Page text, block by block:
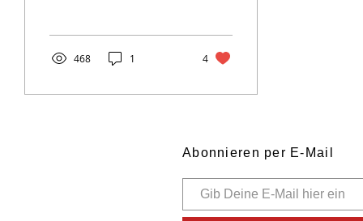
468 1 4
Abonnieren per E-Mail